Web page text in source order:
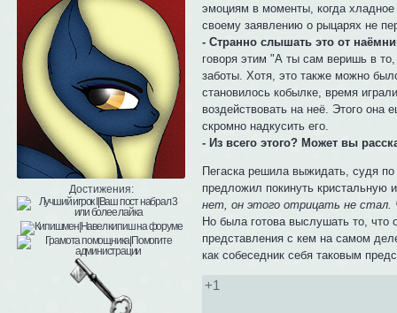
Достижения:
эмоциям в моменты, когда
своему заявлению о рыцарях не
- Странно слышать это от
говоря этим "А ты сам веришь в
заботы. Хотя, это также можно
становилось кобылке, время
воздействовать на неё. Этого она
скромно надкусить его.
- Из всего этого? Может вы
Пегаска решила выжидать, судя
предложил покинуть кристальную
нет, он этого отрицать не
Но была готова выслушать то, что
представления с кем на самом
как собеседник себя таковым
+1